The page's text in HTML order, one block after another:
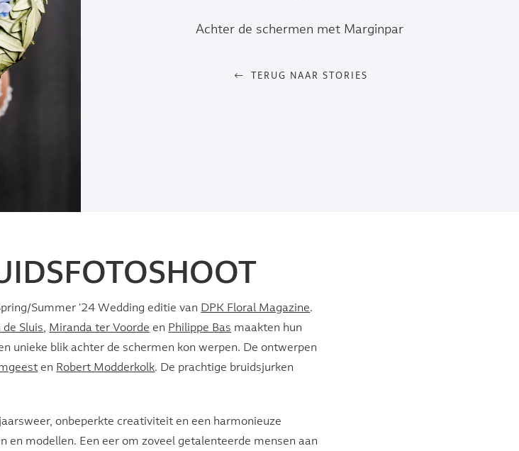
Achter de schermen met Marginpar
TERUG NAAR STORIES
Summer '24 Wedding editie van DPK Floral Magazine.
de Sluis, Miranda ter Voorde en Philippe Bas maakten hun
unieke blik achter de schermen kon werpen. De ontwerpen
en Robert Modderkolk. De prachtige bruidsjurken
onbeperkte creativiteit en een harmonieuze
en modellen. Een eer om zoveel getalenteerde mensen aan